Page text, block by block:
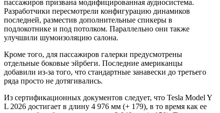
пассажиров призвана модифицированная аудиосистема.
Разработчики пересмотрели конфигурацию динамиков
последней, разместив дополнительные спикеры в
подлокотнике и под потолком. Параллельно они также
улучшили шумоизоляцию салона.
Кроме того, для пассажиров галерки предусмотрены
отдельные боковые эйрбеги. Последние американцы
добавили из-за того, что стандартные занавески до третьего
ряда просто не дотягивались.
Из сертификационных документов следует, что Tesla Model Y
L 2026 достигает в длину 4 976 мм (+ 179), в то время как ее